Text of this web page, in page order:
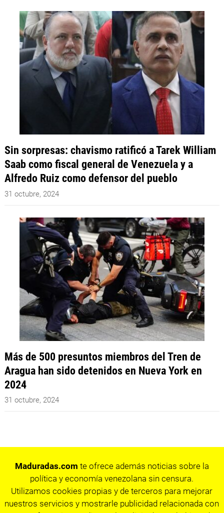
Sin sorpresas: chavismo ratificó a Tarek William
Saab como fiscal general de Venezuela y a
Alfredo Ruiz como defensor del pueblo
31 octubre, 2024
Más de 500 presuntos miembros del Tren de
Aragua han sido detenidos en Nueva York en
2024
31 octubre, 2024
Maduradas.com te ofrece además noticias sobre la
política y economía venezolana sin censura.
Utilizamos cookies propias y de terceros para mejorar
nuestros servicios y mostrarle publicidad relacionada con